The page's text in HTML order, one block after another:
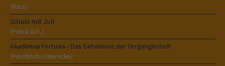
(Katz)
Schule mit Juli
(Petra Sch.)
Akademia Fortuna - Das Geheimnis der Vergangenheit
(Kerstinsbücherecke)